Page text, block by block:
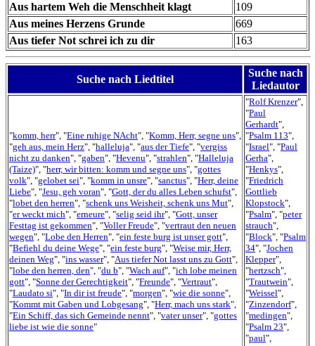
Aus hartem Weh die Menschheit klagt
109
Aus meines Herzens Grunde
669
Aus tiefer Not schrei ich zu dir
163
Suche nach Liedtitel
Suche nach
Liedautor
"komm, herr", "Eine ruhige NAcht", "Komm, Herr, segne uns",
"geh aus, mein Herz", "halleluja", "aus der Tiefe", "vergiss
nicht zu danken", "gaben", "Hevenu", "strahlen", "Halleluja
(Taize)", "herr, wir bitten: komm und segne uns", "gottes
volk", "gelobet sei", "komm in unsre", "sanctus", "Herr, deine
Liebe", "Jesu, geh voran", "Gott, der du alles Leben schufst",
"lobet den herren", "schenk uns Weisheit, schenk uns Mut",
"er weckt mich", "erneure", "selig seid ihr", "Gott, unser
Festtag ist gekommen", "Voller Freude", "vertraut den neuen
wegen", "Lobe den Herren", "ein feste burg ist unser gott",
"Befiehl du deine Wege", "ein feste burg", "Weise mir, Herr,
deinen Weg", "ins wasser", "Aus tiefer Not lasst uns zu Gott",
"lobe den herren, den", "du b", "Wach auf", "ich lobe meinen
gott", "Sonne der Gerechtigkeit", "Freunde", "Vertraut",
"Laudato si", "In dir ist freude", "morgen", "wie die sonne",
"Kommt mit Gaben und Lobgesang", "Herr, mach uns stark",
"Ein Schiff, das sich Gemeinde nennt", "vater unser", "gottes
liebe ist wie die sonne"
"Rolf Krenzer",
"Paul
Gerhardt",
"Psalm 113",
"Israel", "Paul
Gerha",
"Henkys",
"Friedrich
Gottlieb
Klopstock",
"Psalm", "peter
strauch",
"Block", "Psalm
34", "Jochen
Klepper",
"hertzsch",
"Trautwein",
"Weissel",
"Zinzendorf",
"medingen",
"Psalm 23",
"paul",